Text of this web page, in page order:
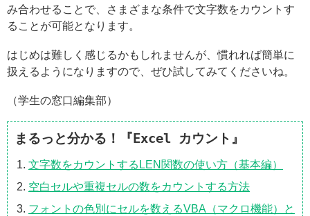
み合わせることで、さまざまな条件で文字数をカウントす
ることが可能となります。
はじめは難しく感じるかもしれませんが、慣れれば簡単に
扱えるようになりますので、ぜひ試してみてくださいね。
（学生の窓口編集部）
まるっと分かる！『Excel カウント』
文字数をカウントするLEN関数の使い方（基本編）
空白セルや重複セルの数をカウントする方法
フォントの色別にセルを数えるVBA（マクロ機能）と